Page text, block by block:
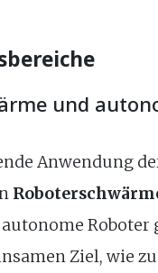
und
Anwendung
Roboter
Ziel, wie